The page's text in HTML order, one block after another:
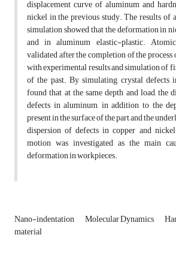
displacement curve of aluminum and
nickel in the previous study. The results of
simulation showed that the deformation in
and in aluminum elastic-plastic.
validated after the completion of the process
with experimental results and simulation of
of the past. By simulating crystal defects
found that at the same depth and load,
defects in aluminum, in addition to the
present in the surface of the part and the
dispersion of defects in copper and
motion was investigated as the main
deformation in workpieces.
Nano-indentation Molecular Dynamics
material